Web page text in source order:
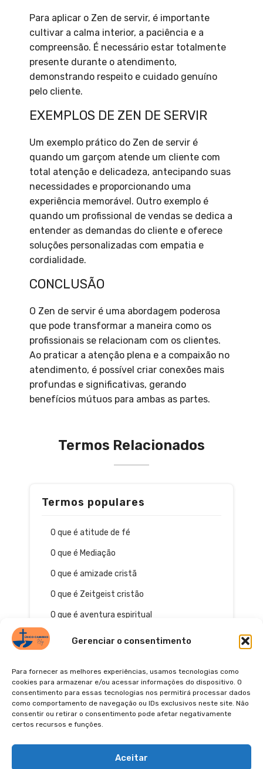
Gerenciar o consentimento
Para fornecer as melhores experiências, usamos tecnologias como
cookies para armazenar e/ou acessar informações do dispositivo. O
consentimento para essas tecnologias nos permitirá processar dados
como comportamento de navegação ou IDs exclusivos neste site. Não
consentir ou retirar o consentimento pode afetar negativamente
certos recursos e funções.
Aceitar
Para aplicar o Zen de servir, é importante
cultivar a calma interior, a paciência e a
compreensão. É necessário estar totalmente
presente durante o atendimento,
demonstrando respeito e cuidado genuíno
pelo cliente.
EXEMPLOS DE ZEN DE SERVIR
Um exemplo prático do Zen de servir é
quando um garçom atende um cliente com
total atenção e delicadeza, antecipando suas
necessidades e proporcionando uma
experiência memorável. Outro exemplo é
quando um profissional de vendas se dedica a
entender as demandas do cliente e oferece
soluções personalizadas com empatia e
cordialidade.
CONCLUSÃO
O Zen de servir é uma abordagem poderosa
que pode transformar a maneira como os
profissionais se relacionam com os clientes.
Ao praticar a atenção plena e a compaixão no
atendimento, é possível criar conexões mais
profundas e significativas, gerando
benefícios mútuos para ambas as partes.
Termos Relacionados
Termos populares
O que é atitude de fé
O que é Mediação
O que é amizade cristã
O que é Zeitgeist cristão
O que é aventura espiritual